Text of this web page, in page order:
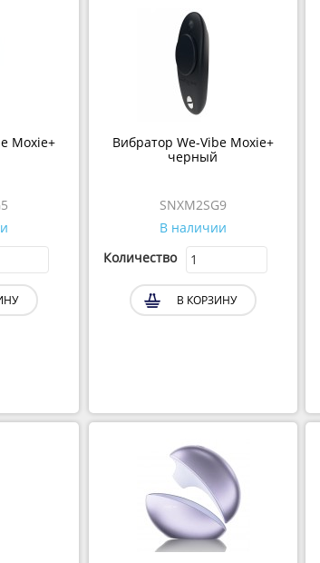
Moxie+
Вибратор We-Vibe Moxie+
черный
SNXM2SG9
В наличии
Количество
В КОРЗИНУ